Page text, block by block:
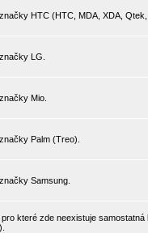
HTC (HTC, MDA, XDA,
LG.
Mio.
Palm (Treo).
Samsung.
které zde neexistuje